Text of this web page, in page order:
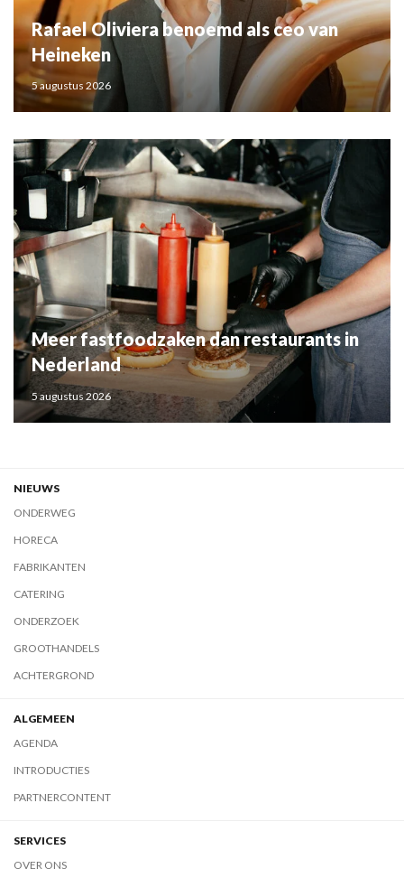
Rafael Oliviera benoemd als ceo van
Heineken
5 augustus 2026
Meer fastfoodzaken dan restaurants in
Nederland
5 augustus 2026
NIEUWS
ONDERWEG
HORECA
FABRIKANTEN
CATERING
ONDERZOEK
GROOTHANDELS
ACHTERGROND
ALGEMEEN
AGENDA
INTRODUCTIES
PARTNERCONTENT
SERVICES
OVER ONS